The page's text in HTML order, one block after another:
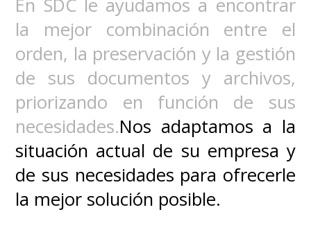
En SDC le ayudamos a encontrar
la mejor combinación entre el
orden, la preservación y la gestión
de sus documentos y archivos,
priorizando en función de sus
necesidades.Nos adaptamos a la
situación actual de su empresa y
de sus necesidades para ofrecerle
la mejor solución posible.